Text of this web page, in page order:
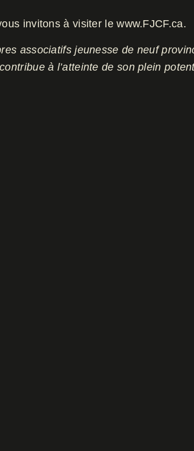
invitons à visiter le www.FJCF.ca.
associatifs jeunesse de neuf
à l’atteinte de son plein